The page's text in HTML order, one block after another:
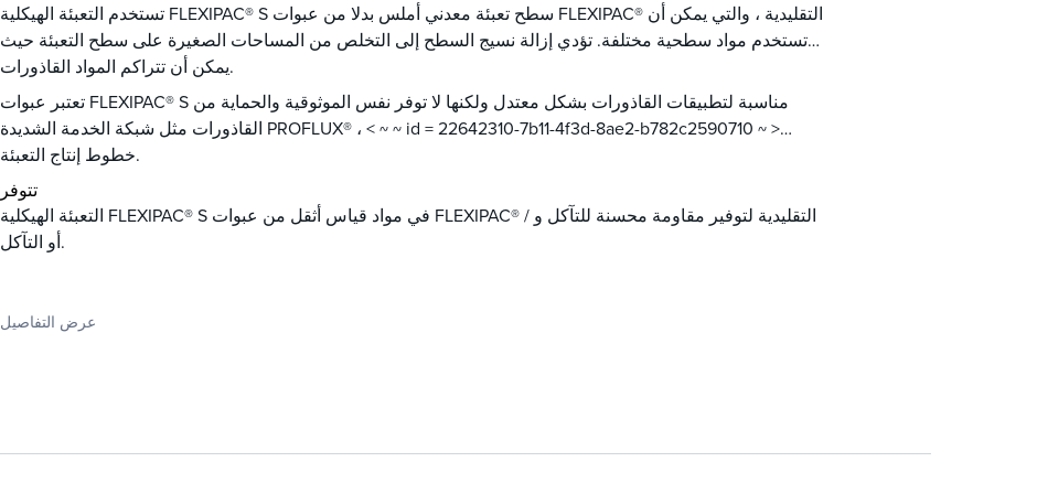
تستخدم التعبئة الهيكلية FLEXIPAC® S سطح تعبئة معدني أملس بدلا من عبوات FLEXIPAC® التقليدية ، والتي يمكن أن
تستخدم مواد سطحية مختلفة. تؤدي إزالة نسيج السطح إلى التخلص من المساحات الصغيرة على سطح التعبئة حيث
يمكن أن تتراكم المواد القاذورات.
تعتبر عبوات FLEXIPAC® S مناسبة لتطبيقات القاذورات بشكل معتدل ولكنها لا توفر نفس الموثوقية والحماية من
القاذورات مثل شبكة الخدمة الشديدة PROFLUX® ، < ~ ~ id = 22642310-7b11-4f3d-8ae2-b782c2590710 ~ >
خطوط إنتاج التعبئة.
تتوفر
التعبئة الهيكلية FLEXIPAC® S في مواد قياس أثقل من عبوات FLEXIPAC® التقليدية لتوفير مقاومة محسنة للتآكل و /
أو التآكل.
عرض التفاصيل